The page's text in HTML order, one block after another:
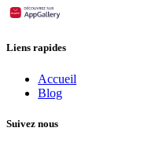
Liens rapides
Accueil
Blog
Suivez nous